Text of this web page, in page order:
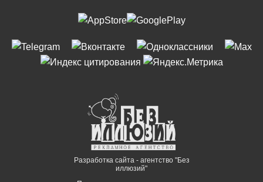
Разработка сайта - агентство "Без
иллюзий"